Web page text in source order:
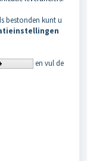
bestonden kunt u
en vul de